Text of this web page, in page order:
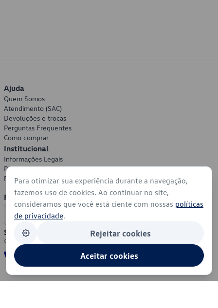
Ajuda
Quem Somos
Atendimento (SAC)
Devoluções e trocas
Perguntas Frequentes
Como comprar
Institucional
Informações Legais
Política de Privacidade
Política de Cookies
Formas de Pagamento
Segurança
Para otimizar sua experiência durante a navegação,
fazemos uso de cookies. Ao continuar no site,
consideramos que você está ciente com nossas políticas
de privacidade.
Rejeitar cookies
Aceitar cookies